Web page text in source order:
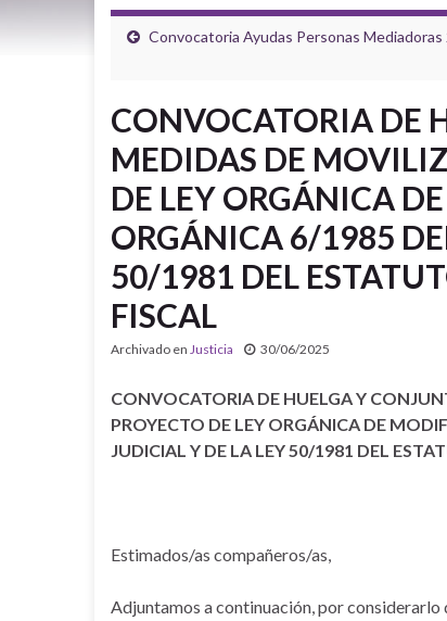
Convocatoria Ayudas Personas Mediadoras
CONVOCATORIA DE
MEDIDAS DE
DE LEY ORGÁNICA
ORGÁNICA 6/1985
50/1981 DEL
FISCAL
Archivado en Justicia 30/06/2025
CONVOCATORIA DE HUELGA Y
PROYECTO DE LEY ORGÁNICA DE
JUDICIAL Y DE LA LEY 50/1981 DEL
Estimados/as compañeros/as,
Adjuntamos a continuación, por considerarlo